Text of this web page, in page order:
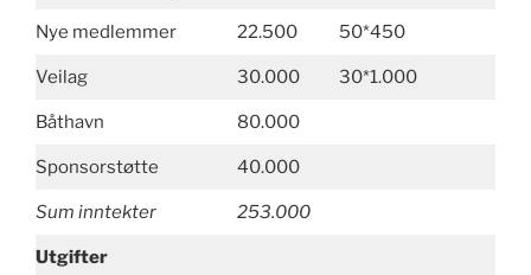
Nye medlemmer 22.500 50*450
Veilag 30.000 30*1.000
Båthavn 80.000
Sponsorstøtte 40.000
Sum inntekter 253.000
Utgifter